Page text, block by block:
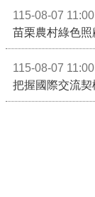
115-08-07 11:00
115-08-07 11:00